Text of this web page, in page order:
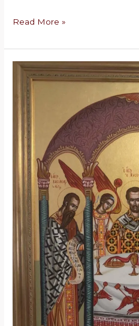
Read More »
Θεία
Λειτουργία